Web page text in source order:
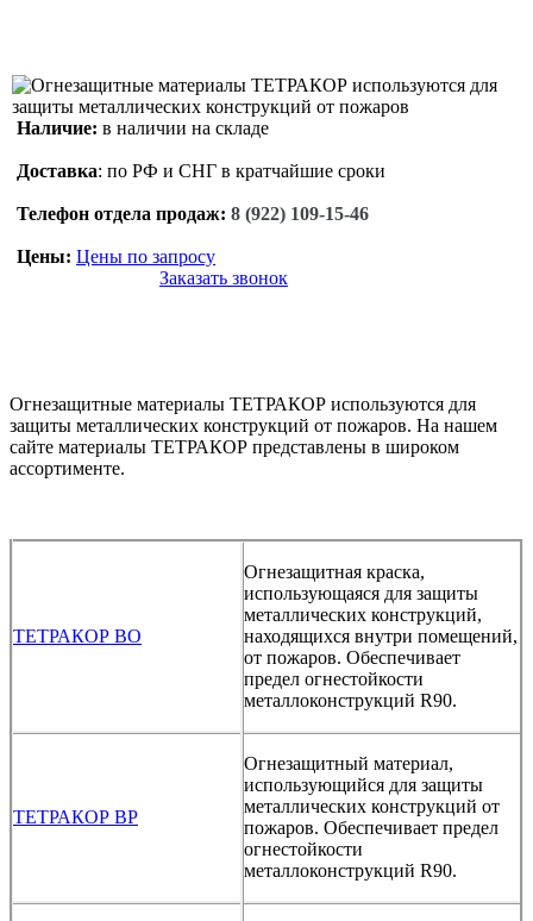
Наличие: в наличии на складе
Доставка: по РФ и СНГ в кратчайшие сроки
Телефон отдела продаж: 8 (922) 109-15-46
Цены: Цены по запросу
Заказать звонок
Огнезащитные материалы ТЕТРАКОР используются для
защиты металлических конструкций от пожаров. На нашем
сайте материалы ТЕТРАКОР представлены в широком
ассортименте.
ТЕТРАКОР ВО
Огнезащитная краска,
использующаяся для защиты
металлических конструкций,
находящихся внутри помещений,
от пожаров. Обеспечивает
предел огнестойкости
металлоконструкций R90.
ТЕТРАКОР ВР
Огнезащитный материал,
использующийся для защиты
металлических конструкций от
пожаров. Обеспечивает предел
огнестойкости
металлоконструкций R90.